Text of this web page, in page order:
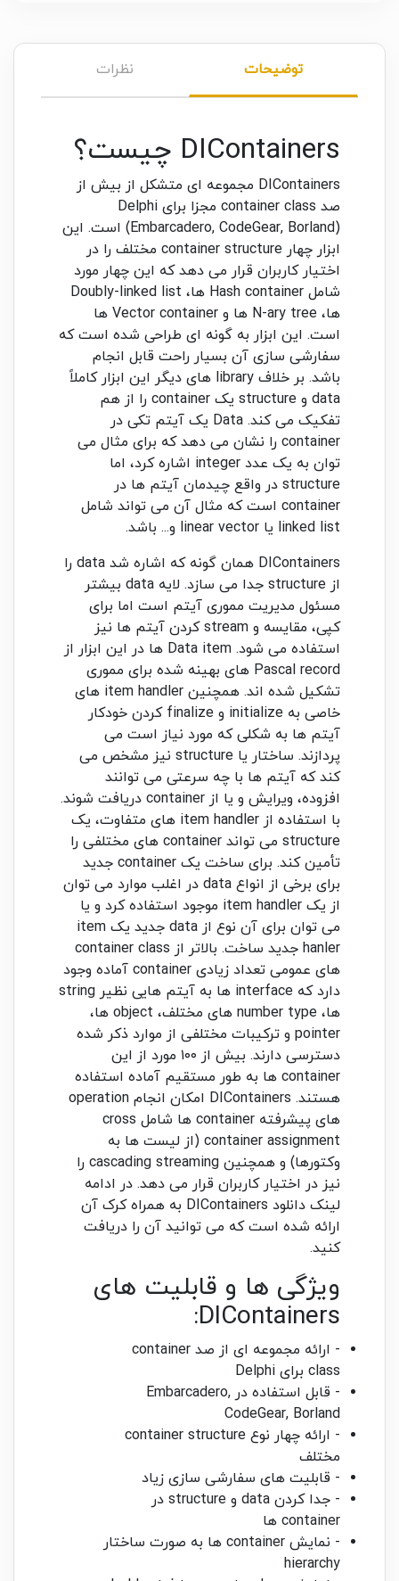
توضیحات نظرات
DIContainers چیست؟
DIContainers مجموعه ای متشکل از بیش از
صد container class مجزا برای Delphi
(Embarcadero, CodeGear, Borland) است. این
ابزار چهار container structure مختلف را در
اختیار کاربران قرار می دهد که این چهار مورد
شامل Hash container ها، Doubly-linked list
ها، N-ary tree ها و Vector container ها
است. این ابزار به گونه ای طراحی شده است که
سفارشی سازی آن بسیار راحت قابل انجام
باشد. بر خلاف library های دیگر این ابزار کاملاً
data و structure یک container را از هم
تفکیک می کند. Data یک آیتم تکی در
container را نشان می دهد که برای مثال می
توان به یک عدد integer اشاره کرد، اما
structure در واقع چیدمان آیتم ها در
container است که مثال آن می تواند شامل
linked list یا linear vector و... باشد.
DIContainers همان گونه که اشاره شد data را
از structure جدا می سازد. لایه data بیشتر
مسئول مدیریت مموری آیتم است اما برای
کپی، مقایسه و stream کردن آیتم ها نیز
استفاده می شود. Data item ها در این ابزار از
Pascal record های بهینه شده برای مموری
تشکیل شده اند. همچنین item handler های
خاصی به initialize و finalize کردن خودکار
آیتم ها به شکلی که مورد نیاز است می
پردازند. ساختار یا structure نیز مشخص می
کند که آیتم ها با چه سرعتی می توانند
افزوده، ویرایش و یا از container دریافت شوند.
با استفاده از item handler های متفاوت، یک
structure می تواند container های مختلفی را
تأمین کند. برای ساخت یک container جدید
برای برخی از انواع data در اغلب موارد می توان
از یک item handler موجود استفاده کرد و یا
می توان برای آن نوع از data جدید یک item
hanler جدید ساخت. بالاتر از container class
های عمومی تعداد زیادی container آماده وجود
دارد که interface ها به آیتم هایی نظیر string
ها، number type های مختلف، object ها،
pointer و ترکیبات مختلفی از موارد ذکر شده
دسترسی دارند. بیش از ۱۰۰ مورد از این
container ها به طور مستقیم آماده استفاده
هستند. DIContainers امکان انجام operation
های پیشرفته container ها شامل cross
container assignment (از لیست ها به
وکتورها) و همچنین cascading streaming را
نیز در اختیار کاربران قرار می دهد. در ادامه
لینک دانلود DIContainers به همراه کرک آن
ارائه شده است که می توانید آن را دریافت
کنید.
ویژگی ها و قابلیت های
DIContainers:
- ارائه مجموعه ای از صد container
class برای Delphi
- قابل استفاده در Embarcadero,
CodeGear, Borland
- ارائه چهار نوع container structure
مختلف
- قابلیت های سفارشی سازی زیاد
- جدا کردن data و structure در
container ها
- نمایش container ها به صورت ساختار
hierarchy